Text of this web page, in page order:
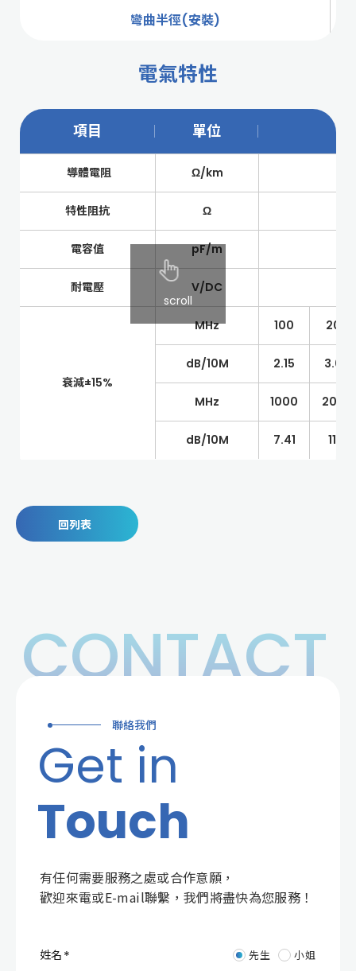
彎曲半徑(安裝)
電氣特性
scroll
項目 單位
導體電阻 Ω/km
特性阻抗 Ω
電容值 pF/m
耐電壓 V/DC
衰減±15%
MHz 100 200
dB/10M 2.15 3.04
MHz 1000 2000
dB/10M 7.41 11.5
回列表
CONTACT
聯絡我們
Get in
Touch
有任何需要服務之處或合作意願，
歡迎來電或E-mail聯繫，我們將盡快為您服務！
姓名 先生 小姐